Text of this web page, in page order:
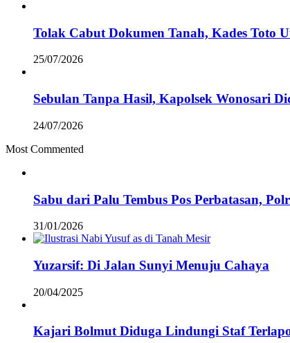
Tolak Cabut Dokumen Tanah, Kades Toto
25/07/2026
Sebulan Tanpa Hasil, Kapolsek Wonosari
24/07/2026
Most Commented
Sabu dari Palu Tembus Pos Perbatasan,
31/01/2026
Yuzarsif: Di Jalan Sunyi Menuju Cahaya
20/04/2025
Kajari Bolmut Diduga Lindungi Staf